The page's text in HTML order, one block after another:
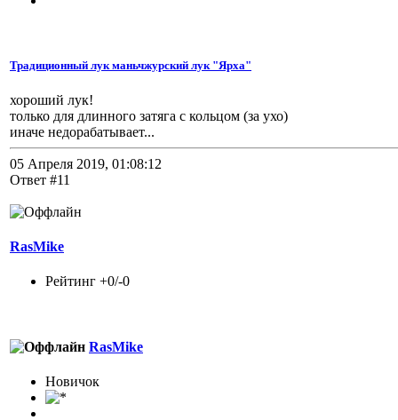
Традиционный лук маньчжурский лук "Ярха"
хороший лук!
только для длинного затяга с кольцом (за ухо)
иначе недорабатывает...
05 Апреля 2019, 01:08:12
Ответ #11
RasMike
Рейтинг +0/-0
RasMike
Новичок